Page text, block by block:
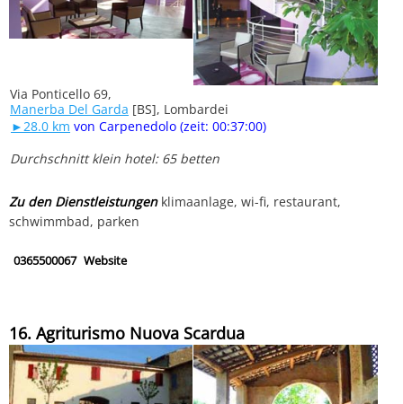
Via Ponticello 69,
Manerba Del Garda [BS], Lombardei
►28.0 km von Carpenedolo (zeit: 00:37:00)
Durchschnitt klein hotel: 65 betten
Zu den Dienstleistungenklimaanlage, wi-fi, restaurant,
schwimmbad, parken
0365500067 Website
16. Agriturismo Nuova Scardua